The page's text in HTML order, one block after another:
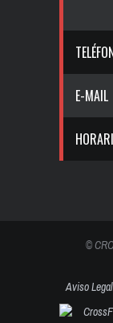
E-MAIL
©
Aviso Legal